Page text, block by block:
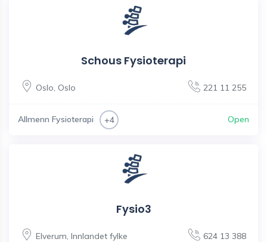
Schous Fysioterapi
Oslo Oslo 221 11 255
Allmenn Fysioterapi +4 Open
Fysio3
Elverum Innlandet fylke 624 13 388